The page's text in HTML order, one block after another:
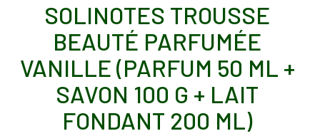
SOLINOTES TROUSSE
BEAUTÉ PARFUMÉE
VANILLE (PARFUM 50 ML +
SAVON 100 G + LAIT
FONDANT 200 ML)